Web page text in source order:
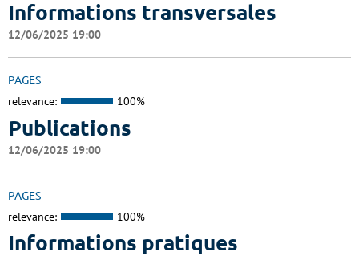
Informations transversales
12/06/2025 19:00
PAGES
relevance: 100%
Publications
12/06/2025 19:00
PAGES
relevance: 100%
Informations pratiques